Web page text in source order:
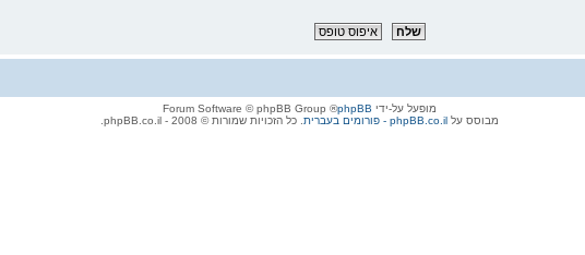
מופעל על-ידי phpBB
® Forum Software © phpBB Group
מבוסס עלphpBB.co.il - פורומים בעברית . כל הזכויות שמורות © 2008 - phpBB.co.il.